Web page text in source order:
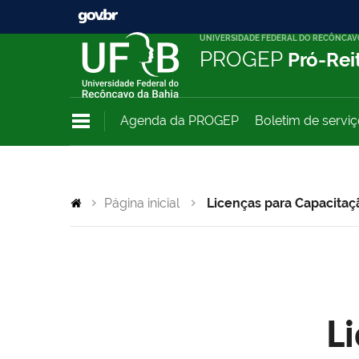
UNIVERSIDADE FEDERAL DO
PROGEP Pró-
Agenda da PROGEP Boletim de
Página inicial Licenças para